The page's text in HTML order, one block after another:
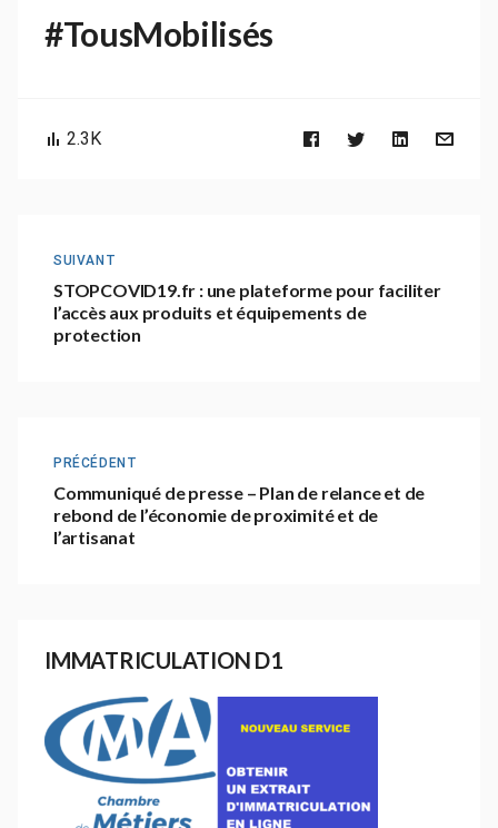
#TousMobilisés
2.3K
SUIVANT
STOPCOVID19.fr : une plateforme pour faciliter
l’accès aux produits et équipements de
protection
PRÉCÉDENT
Communiqué de presse – Plan de relance et de
rebond de l’économie de proximité et de
l’artisanat
IMMATRICULATION D1